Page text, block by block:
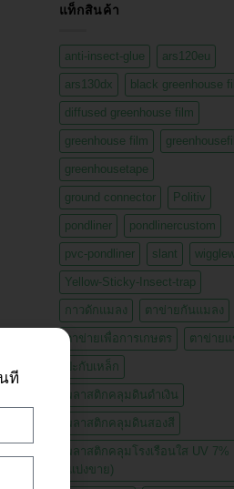
แท็กสินค้า
anti-insect-glue ars120eu
ars130dx black greenhouse
diffused greenhouse film
greenhouse film
greenhousetape
ground connector Politiv
pondliner pondlinercustom
pvc-pondliner slant
Yellow-Sticky-Insect-trap
กาวดักแมลง ตาข่ายกันแมลง
ตาข่ายเพื่อการเกษตร ตาข่ายแ
ปะกับเหล็ก
พลาสติกคลุมดินดำเงิน
พลาสติกคลุมดินสองสี
พลาสติกคลุมโรงเรือนใส UV 7%
(แบ่งขาย)
ที